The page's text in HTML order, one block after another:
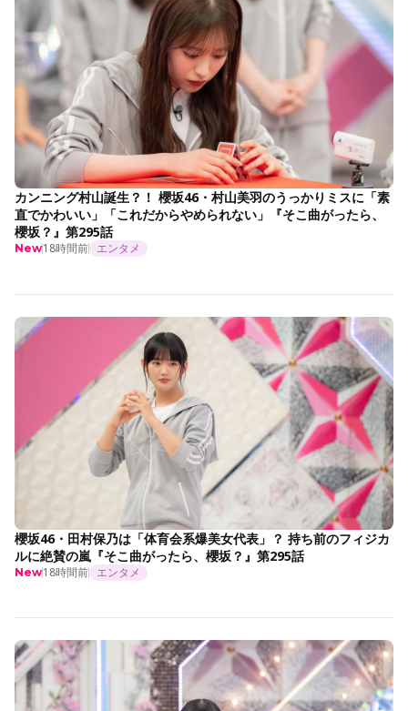
カンニング村山誕生？！ 櫻坂46・村山美羽のうっかりミスに「素
直でかわいい」「これだからやめられない」『そこ曲がったら、
櫻坂？』第295話
New18時間前 エンタメ
櫻坂46・田村保乃は「体育会系爆美女代表」？ 持ち前のフィジカ
ルに絶賛の嵐『そこ曲がったら、櫻坂？』第295話
New18時間前 エンタメ